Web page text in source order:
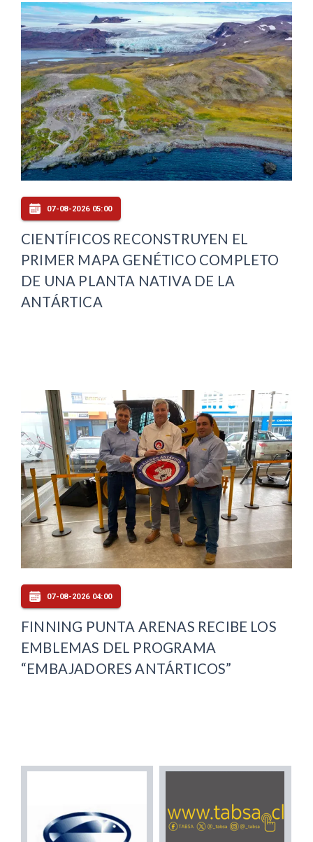
07-08-2026 05:00
CIENTÍFICOS RECONSTRUYEN EL
PRIMER MAPA GENÉTICO COMPLETO
DE UNA PLANTA NATIVA DE LA
ANTÁRTICA
07-08-2026 04:00
FINNING PUNTA ARENAS RECIBE LOS
EMBLEMAS DEL PROGRAMA
“EMBAJADORES ANTÁRTICOS”